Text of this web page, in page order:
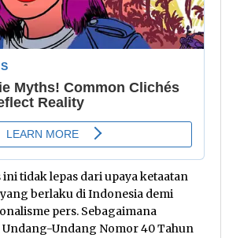
tidak lepas dari upaya ketaatan
berlaku di Indonesia demi
pers. Sebagaimana
Undang Nomor 40 Tahun